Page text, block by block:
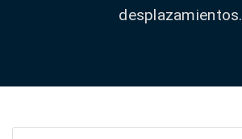
desplazamientos.